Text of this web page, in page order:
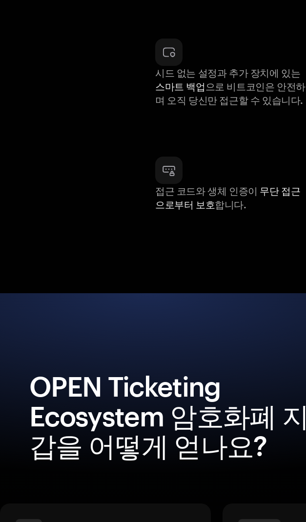
시드 없는 설정과 추가 장치에 있는
스마트 백업 으로 비트코인은 안전하
며 오직 당신만 접근할 수 있습니다.
접근 코드와 생체 인증이 무단 접근
으로부터 보호합니다.
OPEN Ticketing
Ecosystem 암호화폐 지
갑을 어떻게 얻나요?